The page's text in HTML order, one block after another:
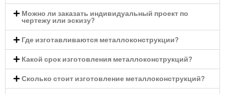
Можно ли заказать индивидуальный проект по
чертежу или эскизу?
Где изготавливаются металлоконструкции?
Какой срок изготовления металлоконструкций?
Сколько стоит изготовление металлоконструкций?